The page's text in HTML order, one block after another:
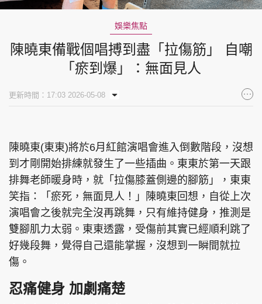
娛樂焦點
陳曉東備戰個唱搏到盡「拉傷筋」 自嘲
「瘀到爆」：無面見人
更新時間：17:03 2026-05-08
陳曉東(東東)將於6月紅館演唱會進入倒數階段，沒想
到才剛開始排練就發生了一些插曲。東東於第一天跟
排舞老師暖身時，就「拉傷膝蓋側邊的腳筋」，東東
笑指：「瘀死，無面見人！」陳曉東回想，自從上次
演唱會之後就完全沒再跳舞，只有維持健身，推測是
雙腳肌力太弱。東東透露，受傷前其實已經順利跳了
好幾段舞，覺得自己還能掌握，沒想到一瞬間就拉
傷。
忍痛健身 加劇痛楚